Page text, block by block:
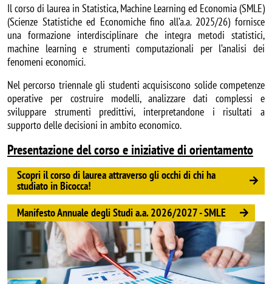
Il corso di laurea in Statistica, Machine Learning ed Economia (SMLE)
(Scienze Statistiche ed Economiche fino all’a.a. 2025/26) fornisce
una formazione interdisciplinare che integra metodi statistici,
machine learning e strumenti computazionali per l’analisi dei
fenomeni economici.
Nel percorso triennale gli studenti acquisiscono solide competenze
operative per costruire modelli, analizzare dati complessi e
sviluppare strumenti predittivi, interpretandone i risultati a
supporto delle decisioni in ambito economico.
Presentazione del corso e iniziative di orientamento
Scopri il corso di laurea attraverso gli occhi di chi ha
studiato in Bicocca!
Manifesto Annuale degli Studi a.a. 2026/2027 - SMLE
Image